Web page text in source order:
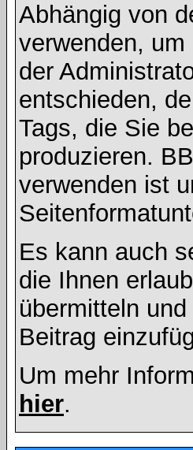
Abhängig von
verwenden,
der
entschieden,
Tags, die Sie
produzieren.
verwenden ist
Es kann auch
die Ihnen
übermitteln und
Beitrag
Um mehr
hier.